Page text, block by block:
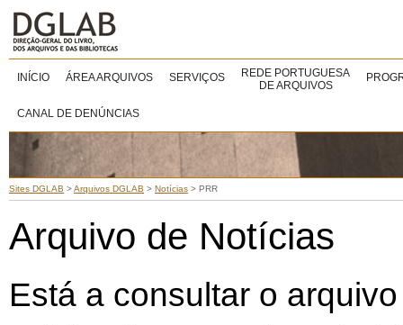
INÍCIO ÁREA ARQUIVOS SERVIÇOS
REDE PORTUGUESA
DE ARQUIVOS
CANAL DE DENÚNCIAS
Sites DGLAB >Arquivos DGLAB > Notícias > PRR
Arquivo de Notícias
Está a consultar o